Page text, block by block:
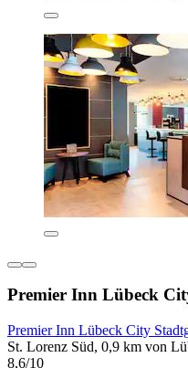
Premier Inn Lübeck
Premier Inn Lübeck City
St. Lorenz Süd, 0,9 km von
8,6/10